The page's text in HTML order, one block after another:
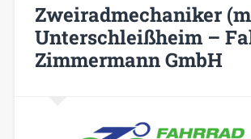
Zweiradmechaniker
Unterschleißheim –
Zimmermann GmbH